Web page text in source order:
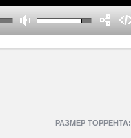
РАЗМЕР ТОРРЕНТА: